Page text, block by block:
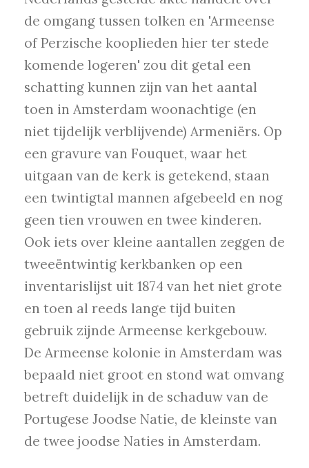
de omgang tussen tolken en 'Armeense
of Perzische kooplieden hier ter stede
komende logeren' zou dit getal een
schatting kunnen zijn van het aantal
toen in Amsterdam woonachtige (en
niet tijdelijk verblijvende) Armeniërs. Op
een gravure van Fouquet, waar het
uitgaan van de kerk is getekend, staan
een twintigtal mannen afgebeeld en nog
geen tien vrouwen en twee kinderen.
Ook iets over kleine aantallen zeggen de
tweeëntwintig kerkbanken op een
inventarislijst uit 1874 van het niet grote
en toen al reeds lange tijd buiten
gebruik zijnde Armeense kerkgebouw.
De Armeense kolonie in Amsterdam was
bepaald niet groot en stond wat omvang
betreft duidelijk in de schaduw van de
Portugese Joodse Natie, de kleinste van
de twee joodse Naties in Amsterdam.